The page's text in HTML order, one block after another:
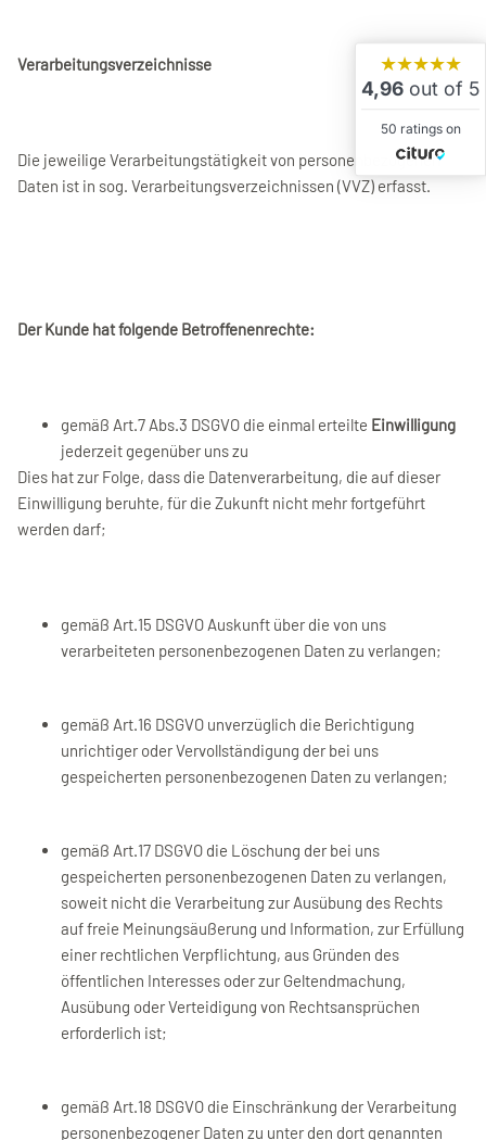
Verarbeitungsverzeichnisse
Die jeweilige Verarbeitungstätigkeit von personenbezogenen
Daten ist in sog. Verarbeitungsverzeichnissen (VVZ) erfasst.
Der Kunde hat folgende Betroffenenrechte:
gemäß Art.7 Abs.3 DSGVO die einmal erteilte Einwilligung
jederzeit gegenüber uns zu
Dies hat zur Folge, dass die Datenverarbeitung, die auf dieser
Einwilligung beruhte, für die Zukunft nicht mehr fortgeführt
werden darf;
gemäß Art.15 DSGVO Auskunft über die von uns
verarbeiteten personenbezogenen Daten zu verlangen;
gemäß Art.16 DSGVO unverzüglich die Berichtigung
unrichtiger oder Vervollständigung der bei uns
gespeicherten personenbezogenen Daten zu verlangen;
gemäß Art.17 DSGVO die Löschung der bei uns
gespeicherten personenbezogenen Daten zu verlangen,
soweit nicht die Verarbeitung zur Ausübung des Rechts
auf freie Meinungsäußerung und Information, zur Erfüllung
einer rechtlichen Verpflichtung, aus Gründen des
öffentlichen Interesses oder zur Geltendmachung,
Ausübung oder Verteidigung von Rechtsansprüchen
erforderlich ist;
gemäß Art.18 DSGVO die Einschränkung der Verarbeitung
personenbezogener Daten zu unter den dort genannten
★★★★★
4,96 out of 5
50 ratings on